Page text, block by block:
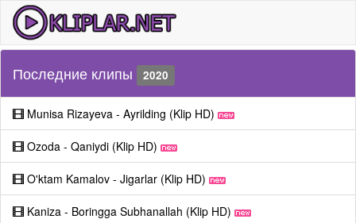
Последние клипы 2020
Munisa Rizayeva - Ayrilding (Klip HD)
Ozoda - Qaniydi (Klip HD)
O'ktam Kamalov - Jigarlar (Klip HD)
Kaniza - Boringga Subhanallah (Klip HD)